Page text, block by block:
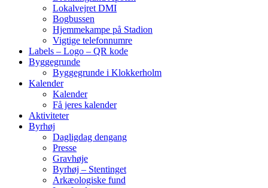
Lokalvejret DMI
Bogbussen
Hjemmekampe på Stadion
Vigtige telefonnumre
Labels – Logo – QR kode
Byggegrunde
Byggegrunde i Klokkerholm
Kalender
Kalender
Få jeres kalender
Aktiviteter
Byrhøj
Dagligdag dengang
Presse
Gravhøje
Byrhøj – Stentinget
Arkæologiske fund